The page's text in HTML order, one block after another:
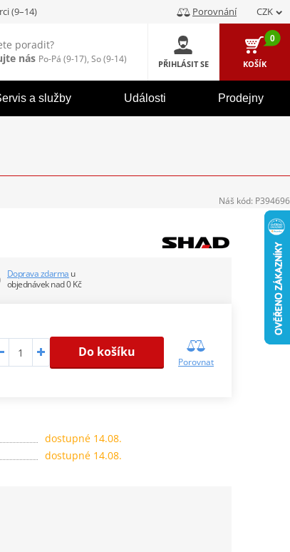
(9–14) Porovnání CZK
poradit?
nás Po-Pá (9-17), So (9-14) PŘIHLÁSIT SE
0
KOŠÍK
a služby Události Prodejny
Doprava zdarma u
objednávek nad 0 Kč
Do košíku
Porovnat
dostupné 14.08.
dostupné 14.08.
Náš kód: P394696